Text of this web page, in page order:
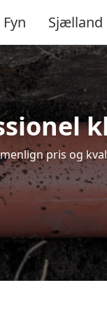
Fyn Sjælland
pris og